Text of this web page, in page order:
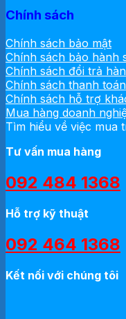
Chính sách
Chính sách bảo mật
Chính sách bảo hành
Chính sách đổi trả
Chính sách thanh toán
Chính sách hỗ trợ
Mua hàng doanh
Tìm hiểu về việc mua
Tư vấn mua hàng
092 484 1368
Hỗ trợ kỹ thuật
092 464 1368
Kết nối với chúng tôi